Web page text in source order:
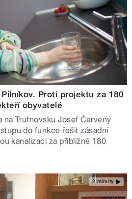
Proti projektu za 180
obyvatelé
na Trutnovsku Josef Červený
do funkce řešit zásadní
kanalizaci za přibližně 180
2 minuty